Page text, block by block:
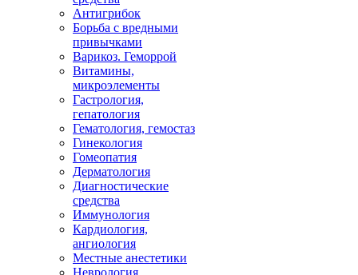
Антигрибок
Борьба с вредными
привычками
Варикоз. Геморрой
Витамины,
микроэлементы
Гастрология,
гепатология
Гематология, гемостаз
Гинекология
Гомеопатия
Дерматология
Диагностические
средства
Иммунология
Кардиология,
ангиология
Местные анестетики
Неврология,